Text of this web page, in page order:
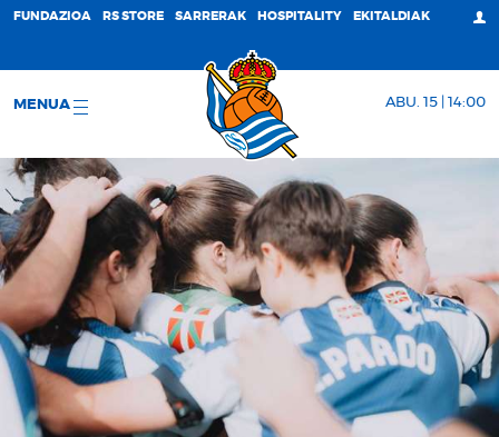
FUNDAZIOA RS STORE SARRERAK HOSPITALITY EKITALDIAK
MENUA ABU. 15 | 14:00